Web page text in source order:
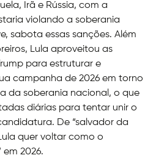
Irã e Rússia, com a
violando a soberania
sabota essas sanções. Além
Lula aproveitou as
para estruturar e
campanha de 2026 em torno
da soberania nacional, o que
diárias para tentar unir o
De “salvador da
quer voltar como o
em 2026.